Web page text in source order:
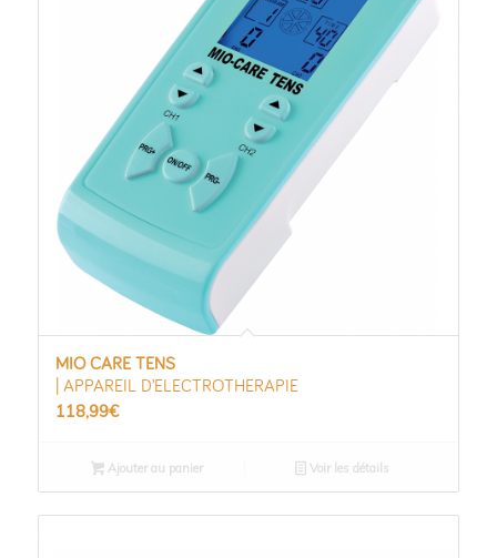
MIO CARE TENS
| APPAREIL D’ELECTROTHERAPIE
118,99€
Ajouter au panier Voir les détails